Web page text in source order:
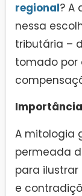
regional? A
nessa
tributária –
tomado por
A mitologia
permeada
para
e